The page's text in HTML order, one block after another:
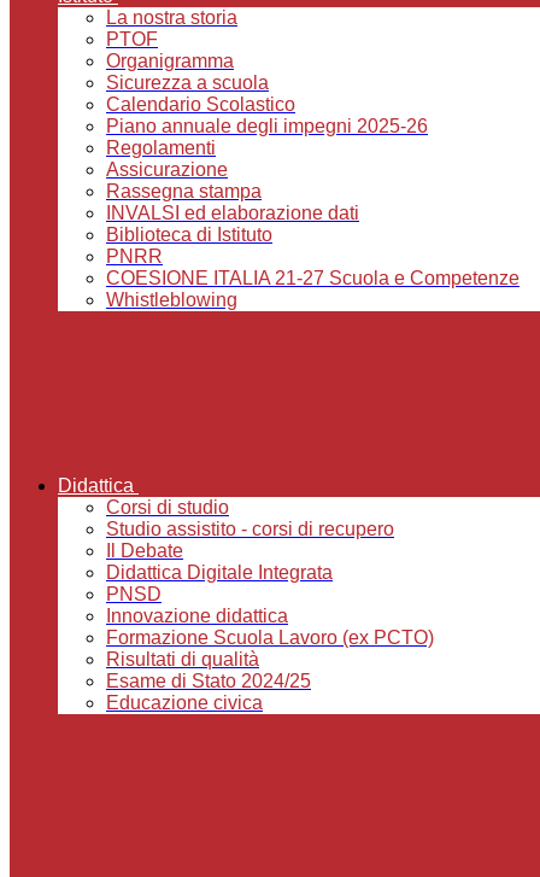
La nostra storia
PTOF
Organigramma
Sicurezza a scuola
Calendario Scolastico
Piano annuale degli impegni 2025-26
Regolamenti
Assicurazione
Rassegna stampa
INVALSI ed elaborazione dati
Biblioteca di Istituto
PNRR
COESIONE ITALIA 21-27 Scuola e Competenze
Whistleblowing
Didattica
Corsi di studio
Studio assistito - corsi di recupero
Il Debate
Didattica Digitale Integrata
PNSD
Innovazione didattica
Formazione Scuola Lavoro (ex PCTO)
Risultati di qualità
Esame di Stato 2024/25
Educazione civica